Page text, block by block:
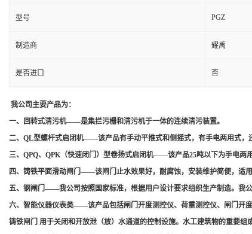
型号 PGZ
制造商 耀禹
是否进口 否
我公司主要产品为：
一、回转式清污机——是集拦污栅和清污机于一体的连续清污装置。
二、QL型螺杆式启闭机——该产品有手动平推式和侧摇式，有手电两用式，
三、QPQ、QPK（快速闭门）型卷扬式启闭机——该产品25吨以下为手电两
四、铸铁平面滑动闸门——该闸门止水效果好，耐腐蚀，安装维护简便，适用
五、钢闸门——我公司按照国家标准，根据用户设计要求组织生产制造。我
六、智能仪器仪表类——该产品包括闸门开度测控仪、荷重测控仪、闸门开
铸铁闸门 用于关闭和开放泄（放）水通道的控制设施。水工建筑物的重要